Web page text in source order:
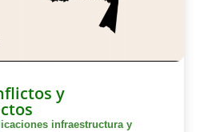
y
infraestructura y